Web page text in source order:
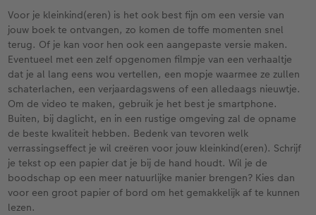
Voor je kleinkind(eren) is het ook best fijn om een versie van
jouw boek te ontvangen, zo komen de toffe momenten snel
terug. Of je kan voor hen ook een aangepaste versie maken.
Eventueel met een zelf opgenomen filmpje van een verhaaltje
dat je al lang eens wou vertellen, een mopje waarmee ze zullen
schaterlachen, een verjaardagswens of een alledaags nieuwtje.
Om de video te maken, gebruik je het best je smartphone.
Buiten, bij daglicht, en in een rustige omgeving zal de opname
de beste kwaliteit hebben. Bedenk van tevoren welk
verrassingseffect je wil creëren voor jouw kleinkind(eren). Schrijf
je tekst op een papier dat je bij de hand houdt. Wil je de
boodschap op een meer natuurlijke manier brengen? Kies dan
voor een groot papier of bord om het gemakkelijk af te kunnen
lezen.